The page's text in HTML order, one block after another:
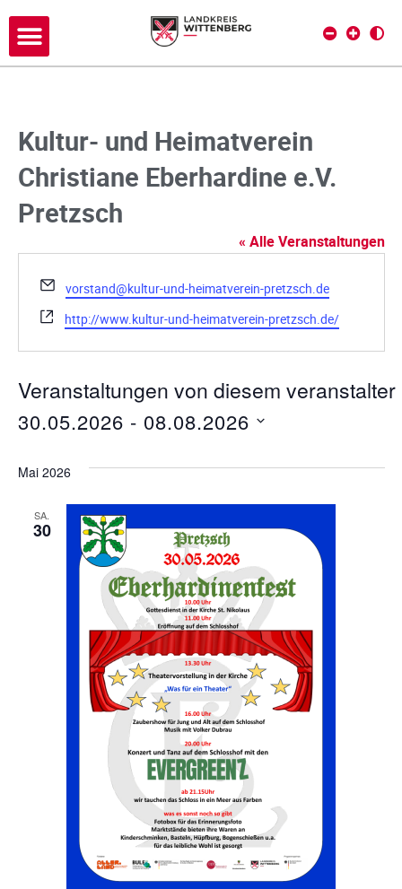
Kultur- und Heimatverein
Christiane Eberhardine e.V.
Pretzsch
« Alle Veranstaltungen
E
m
a
vorstand@kultur-und-heimatverein-pretzsch.de
W
e
b
e
i
t
http://www.kultur-und-heimatverein-pretzsch.de/
Veranstaltungen von diesem veranstalter
30.05.2026 - 08.08.2026
aMai 2026
SA.
30